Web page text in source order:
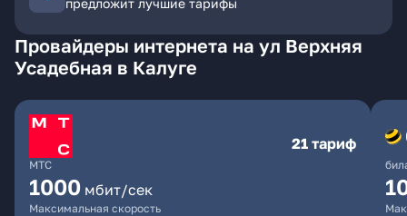
предложит лучшие тарифы
Провайдеры интернета на ул Верхняя
Усадебная в Калуге
МТС
21 тариф
1000 мбит/сек
Максимальная скорость